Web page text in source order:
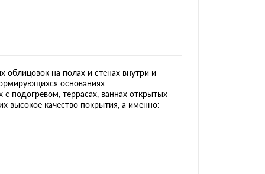
облицовок на полах и стенах внутри и
основаниях
подогревом, террасах, ваннах открытых
высокое качество покрытия, а именно: